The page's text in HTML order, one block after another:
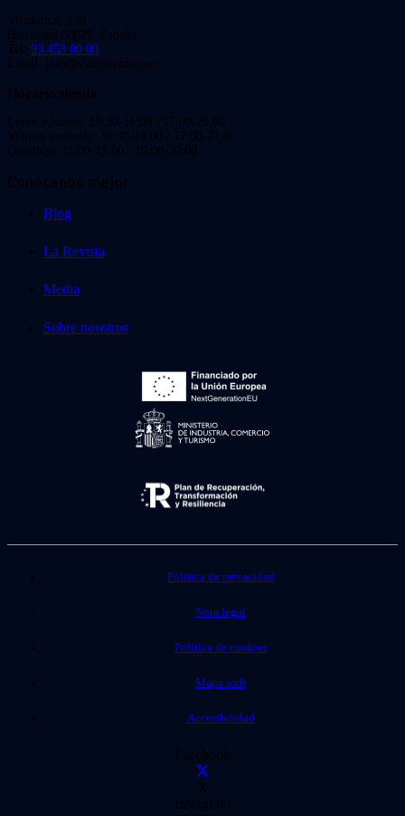
Viladomat, 239
Barcelona 08029. España.
Tel: 93 453 00 00
Email: info@videoinstan.net
Horario tienda
Lunes a jueves: 10:30-14:00 / 17:00-20:00
Viernes y sábado: 10:30-14:00 / 17:00-21:00
Domingo: 11:00-15:00 / 16:00-20:00
Conócenos mejor
Blog
La Revista
Media
Sobre nosotros
Política de privacidad
Nota legal
Política de cookies
Mapa web
Accesibilidad
Facebook
X
Instagram